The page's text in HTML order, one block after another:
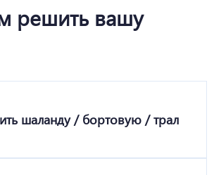
решить вашу
шаланду / бортовую / трал